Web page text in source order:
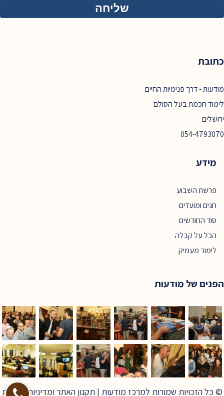
כתובת
מודעות - דרך פנימיות החיים
לימוד חכמת בעל הסולם
ירושלים
054-4793070
מידע
פרשת השבוע
חגים ומועדים
סוד החודשים
הכל על קבלה
לימוד מעמיק
הפנים של מודעות
© כל הזכויות שמורות למרכז מודעות | תקנון האתר ומדיניות פרטיות